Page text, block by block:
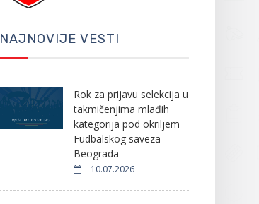
NAJNOVIJE VESTI
Rok za prijavu selekcija u
takmičenjima mlađih
kategorija pod okriljem
Fudbalskog saveza
Beograda
10.07.2026